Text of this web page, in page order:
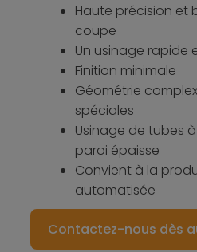
Haute précision et
coupe
Un usinage rapide
Finition minimale
Géométrie
spéciales
Usinage de tubes
paroi épaisse
Convient à la
automatisée
Contactez-nous dès